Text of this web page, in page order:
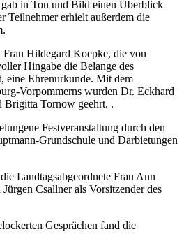
gab in Ton und Bild einen Überblick
Teilnehmer erhielt außerdem die
Hildegard Koepke, die von
Hingabe die Belange des
eine Ehrenurkunde. Mit dem
Vorpommerns wurden Dr. Eckhard
Tornow geehrt. .
Festveranstaltung durch den
Grundschule und Darbietungen
Landtagsabgeordnete Frau Ann
Csallner als Vorsitzender des
Gesprächen fand die